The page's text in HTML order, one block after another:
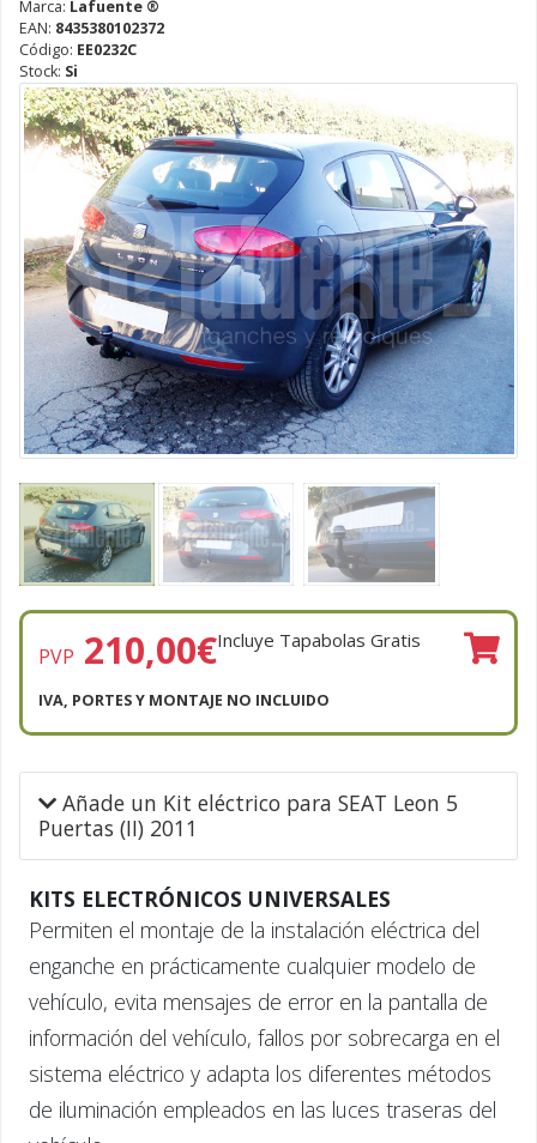
Marca: Lafuente ®
EAN: 8435380102372
Código: EE0232C
Stock: Si
Anterior
PVP 210,00€Incluye Tapabolas Gratis
IVA, PORTES Y MONTAJE NO INCLUIDO
Añade un Kit eléctrico para SEAT Leon 5
Puertas (II) 2011
KITS ELECTRÓNICOS UNIVERSALES
Permiten el montaje de la instalación eléctrica del
enganche en prácticamente cualquier modelo de
vehículo, evita mensajes de error en la pantalla de
información del vehículo, fallos por sobrecarga en el
sistema eléctrico y adapta los diferentes métodos
de iluminación empleados en las luces traseras del